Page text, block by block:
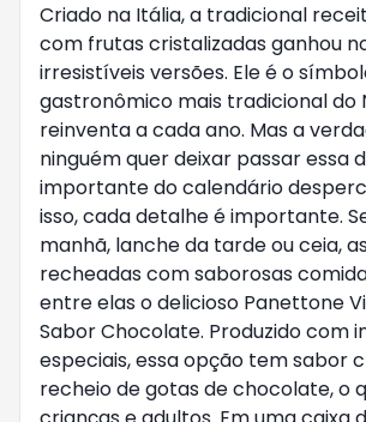
Criado na Itália, a tradicional
com frutas cristalizadas ganhou
irresistíveis versões. Ele é o
gastronômico mais tradicional do
reinventa a cada ano. Mas a
ninguém quer deixar passar essa
importante do calendário
isso, cada detalhe é importante.
manhã, lanche da tarde ou ceia,
recheadas com saborosas
entre elas o delicioso Panettone
Sabor Chocolate. Produzido com
especiais, essa opção tem sabor
recheio de gotas de chocolate, o